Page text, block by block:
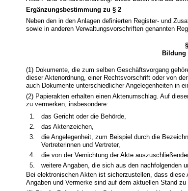
Ergänzungsbestimmung zu § 2
Neben den in den Anlagen definierten Register- und
sowie in anderen Verwaltungsvorschriften genannten
Bildung
(1) Dokumente, die zum selben Geschäftsvorgang
dieser Aktenordnung, einer Rechtsvorschrift oder von
auch Dokumente unterschiedlicher Angelegenheiten in
(2) Papierakten erhalten einen Aktenumschlag. Auf
zu vermerken, insbesondere:
1.
das Gericht oder die Behörde,
2.
das Aktenzeichen,
3.
die Angelegenheit, zum Beispiel durch die
Vertreterinnen und Vertreter,
4.
die von der Vernichtung der Akte
5.
weitere Angaben, die sich aus den nachfolgenden
Bei elektronischen Akten ist sicherzustellen, dass
Angaben und Vermerke sind auf dem aktuellen Stand zu